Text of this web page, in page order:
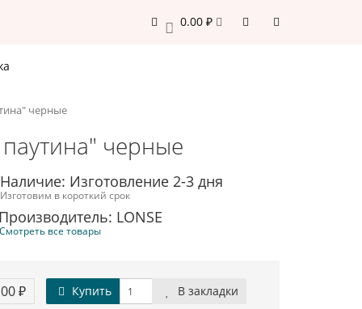
0 0.00 ₽
черные
черные
Наличие: Изготовление 2-3 дня
Изготовим в короткий срок
Производитель: LONSE
Смотреть все товары
₽ Купить В закладки